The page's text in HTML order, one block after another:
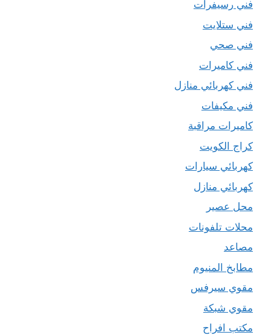
فني رسيفرات
فني ستلايت
فني صحي
فني كاميرات
فني كهربائي منازل
فني مكيفات
كاميرات مراقبة
كراج الكويت
كهربائي سيارات
كهربائي منازل
محل عصير
محلات تلفونات
مصاعد
مطابخ المنيوم
مقوي سيرفس
مقوي شبكة
مكتب افراح